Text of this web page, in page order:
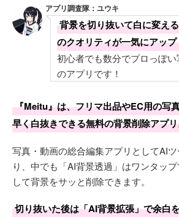
アプリ調査隊：ユウキ
背景を切り抜いて白に変え
のクオリティが一気にアップ
初心者でも数分でプロっぽ
のアプリです！
『Meitu』は、フリマ出品やEC用の写
早く白抜きできる無料の背景削除アプ
写真・動画の総合編集アプリとしてAI
り、中でも「AI背景透過」はワンタッ
して背景をサッと削除できます。
切り抜いた後は「AI背景拡張」で余白